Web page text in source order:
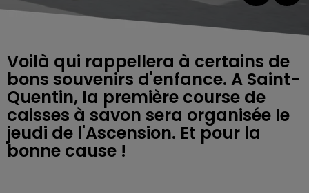
Voilà qui rappellera à certains de
bons souvenirs d'enfance. A Saint-
Quentin, la première course de
caisses à savon sera organisée le
jeudi de l'Ascension. Et pour la
bonne cause !